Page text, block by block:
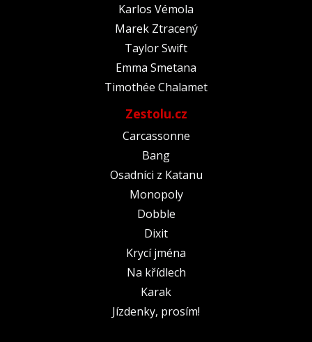
Karlos Vémola
Marek Ztracený
Taylor Swift
Emma Smetana
Timothée Chalamet
Zestolu.cz
Carcassonne
Bang
Osadníci z Katanu
Monopoly
Dobble
Dixit
Krycí jména
Na křídlech
Karak
Jízdenky, prosím!